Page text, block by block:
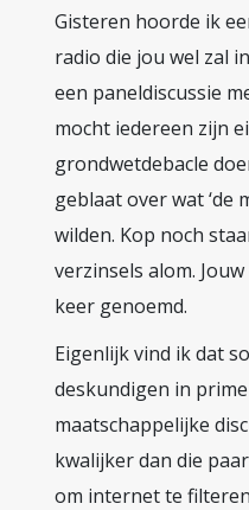
Gisteren hoorde ik
radio die jou wel zal
een paneldiscussie
mocht iedereen zijn
grondwetdebacle
geblaat over wat ‘de
wilden. Kop noch
verzinsels alom.
keer genoemd.
Eigenlijk vind ik dat
deskundigen in
maatschappelijke
kwalijker dan die
om internet te